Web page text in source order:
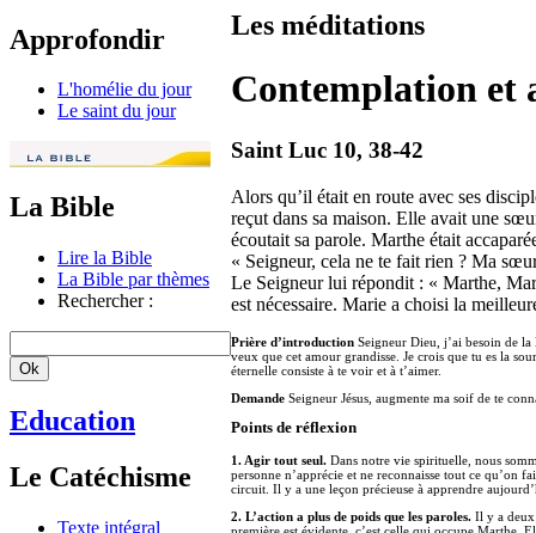
Approfondir
L'homélie du jour
Le saint du jour
La Bible
Lire la Bible
La Bible par thèmes
Rechercher :
Education
Le Catéchisme
Texte intégral
Les méditations
Contemplation et
Saint Luc 10, 38-42
Alors qu’il était en route avec ses
reçut dans sa maison. Elle avait une
écoutait sa parole. Marthe était
« Seigneur, cela ne te fait rien ? Ma
Le Seigneur lui répondit : « Marthe,
est nécessaire. Marie a choisi la
Prière d’introduction Seigneur Dieu, j’ai besoin de
veux que cet amour grandisse. Je crois que tu es la
éternelle consiste à te voir et à t’aimer.
Demande Seigneur Jésus, augmente ma soif de te
Points de réflexion
1. Agir tout seul. Dans notre vie spirituelle, nous
personne n’apprécie et ne reconnaisse tout ce qu’on
circuit. Il y a une leçon précieuse à apprendre
2. L’action a plus de poids que les paroles. Il y a deux